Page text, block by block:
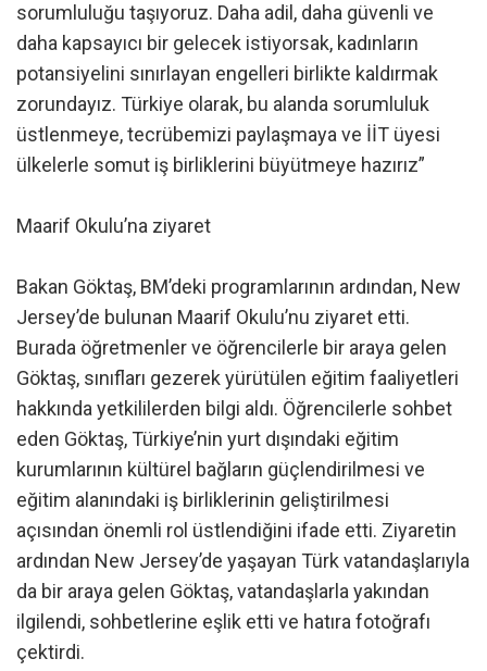
sorumluluğu taşıyoruz. Daha adil, daha güvenli ve
daha kapsayıcı bir gelecek istiyorsak, kadınların
potansiyelini sınırlayan engelleri birlikte kaldırmak
zorundayız. Türkiye olarak, bu alanda sorumluluk
üstlenmeye, tecrübemizi paylaşmaya ve İİT üyesi
ülkelerle somut iş birliklerini büyütmeye hazırız”
Maarif Okulu’na ziyaret
Bakan Göktaş, BM’deki programlarının ardından, New
Jersey’de bulunan Maarif Okulu’nu ziyaret etti.
Burada öğretmenler ve öğrencilerle bir araya gelen
Göktaş, sınıfları gezerek yürütülen eğitim faaliyetleri
hakkında yetkililerden bilgi aldı. Öğrencilerle sohbet
eden Göktaş, Türkiye’nin yurt dışındaki eğitim
kurumlarının kültürel bağların güçlendirilmesi ve
eğitim alanındaki iş birliklerinin geliştirilmesi
açısından önemli rol üstlendiğini ifade etti. Ziyaretin
ardından New Jersey’de yaşayan Türk vatandaşlarıyla
da bir araya gelen Göktaş, vatandaşlarla yakından
ilgilendi, sohbetlerine eşlik etti ve hatıra fotoğrafı
çektirdi.